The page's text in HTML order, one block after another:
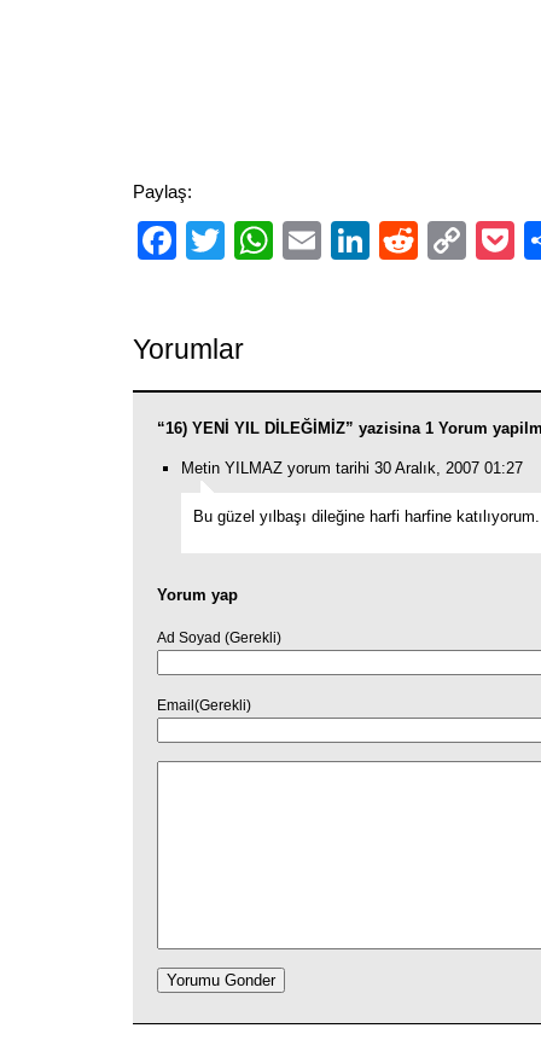
Paylaş:
Facebook
TwitterWhatsApp
EmailLinkedIn
Reddit
Yorumlar
“16) YENİ YIL DİLEĞİMİZ” yazisina 1 Yorum
Metin YILMAZ yorum tarihi 30 Aralık, 2007 01:27
Bu güzel yılbaşı dileğine harfi harfine katılıyorum.
Yorum yap
Ad Soyad (Gerekli)
Email(Gerekli)